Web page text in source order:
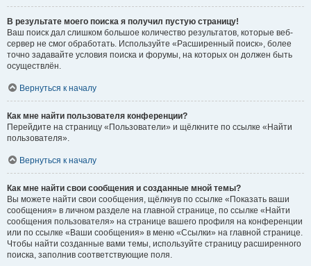
В результате моего поиска я получил пустую страницу!
Ваш поиск дал слишком большое количество результатов, которые веб-
сервер не смог обработать. Используйте «Расширенный поиск», более
точно задавайте условия поиска и форумы, на которых он должен быть
осуществлён.
Вернуться к началу
Как мне найти пользователя конференции?
Перейдите на страницу «Пользователи» и щёлкните по ссылке «Найти
пользователя».
Вернуться к началу
Как мне найти свои сообщения и созданные мной темы?
Вы можете найти свои сообщения, щёлкнув по ссылке «Показать ваши
сообщения» в личном разделе на главной странице, по ссылке «Найти
сообщения пользователя» на странице вашего профиля на конференции
или по ссылке «Ваши сообщения» в меню «Ссылки» на главной странице.
Чтобы найти созданные вами темы, используйте страницу расширенного
поиска, заполнив соответствующие поля.